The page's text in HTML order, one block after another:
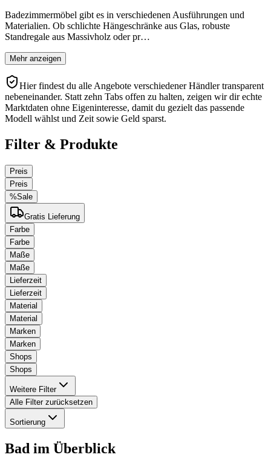
Badezimmermöbel gibt es in verschiedenen Ausführungen und
Materialien. Ob schlichte Hängeschränke aus Glas, robuste
Standregale aus Massivholz oder pr…
Mehr anzeigen
Hier findest du alle Angebote verschiedener Händler transparent
nebeneinander. Statt zehn Tabs offen zu halten, zeigen wir dir echte
Marktdaten ohne Eigeninteresse, damit du gezielt das passende
Modell wählst und Zeit sowie Geld sparst.
Filter & Produkte
Preis
Preis
%Sale
Gratis Lieferung
Farbe
Farbe
Maße
Maße
Lieferzeit
Lieferzeit
Material
Material
Marken
Marken
Shops
Shops
Weitere Filter
Alle Filter zurücksetzen
Sortierung
Bad im Überblick